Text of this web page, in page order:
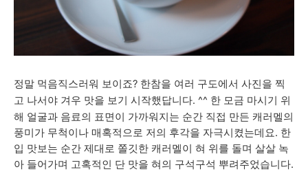
정말 먹음직스러워 보이죠? 한참을 여러 구도에서 사진을 찍
고 나서야 겨우 맛을 보기 시작했답니다. ^^ 한 모금 마시기 위
해 얼굴과 음료의 표면이 가까워지는 순간 직접 만든 캐러멜의
풍미가 무척이나 매혹적으로 저의 후각을 자극시켰는데요. 한
입 맛보는 순간 제대로 쫄깃한 캐러멜이 혀 위를 돌며 살살 녹
아 들어가며 고혹적인 단 맛을 혀의 구석구석 뿌려주었습니다.